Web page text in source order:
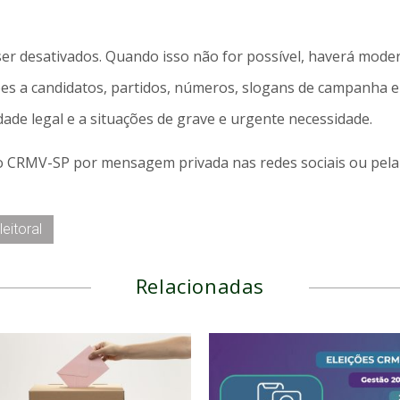
desativados. Quando isso não for possível, haverá
a candidatos, partidos, números, slogans de campanha
legal e a situações de grave e urgente necessidade.
SP por mensagem privada nas redes sociais ou
Relacionadas